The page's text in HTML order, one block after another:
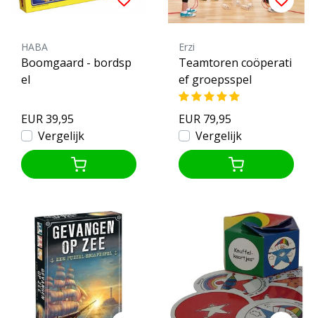
HABA
Boomgaard - bordsp
el
EUR 39,95
Vergelijk
Erzi
Teamtoren coöperati
ef groepsspel
EUR 79,95
Vergelijk